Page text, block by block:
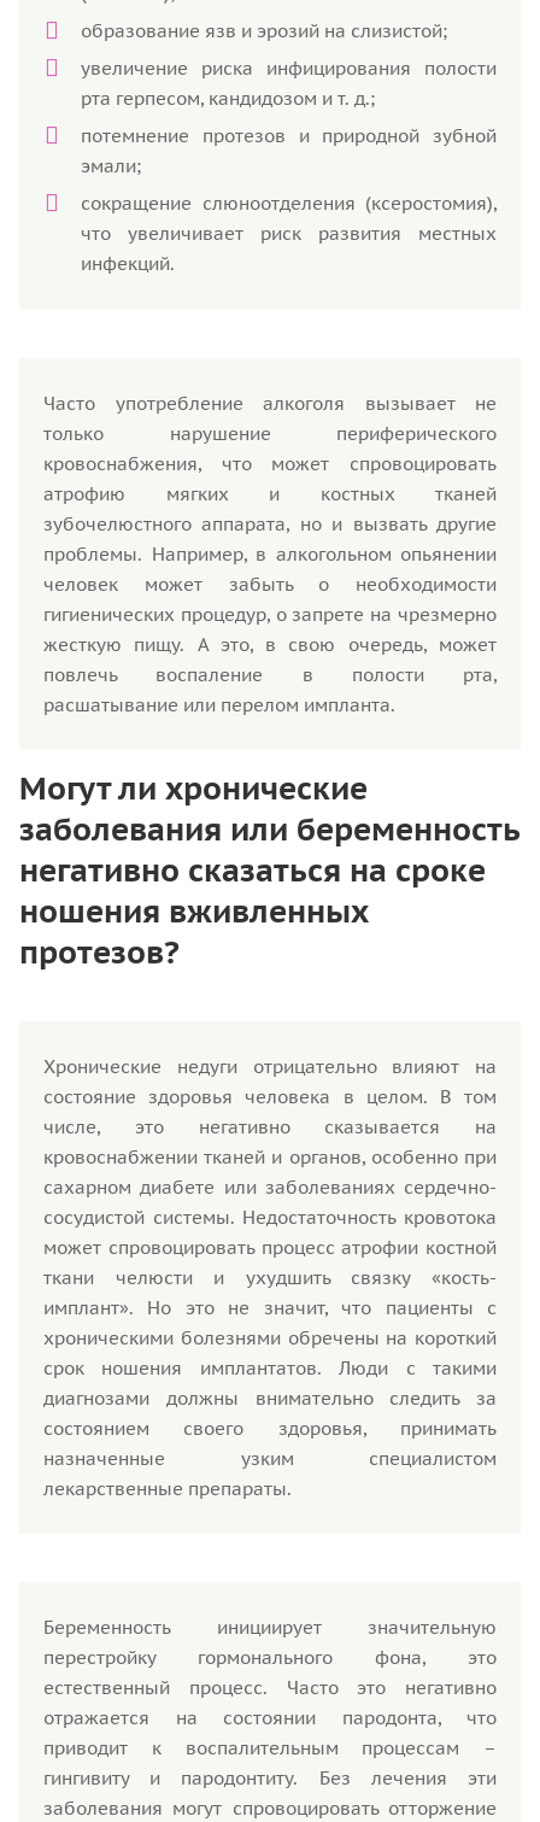
образование язв и эрозий на слизистой;
увеличение риска инфицирования полости
рта герпесом, кандидозом и т. д.;
потемнение протезов и природной зубной
эмали;
сокращение слюноотделения (ксеростомия),
что увеличивает риск развития местных
инфекций.
Часто употребление алкоголя вызывает не
только нарушение периферического
кровоснабжения, что может спровоцировать
атрофию мягких и костных тканей
зубочелюстного аппарата, но и вызвать другие
проблемы. Например, в алкогольном опьянении
человек может забыть о необходимости
гигиенических процедур, о запрете на чрезмерно
жесткую пищу. А это, в свою очередь, может
повлечь воспаление в полости рта,
расшатывание или перелом импланта.
Могут ли хронические
заболевания или беременность
негативно сказаться на сроке
ношения вживленных
протезов?
Хронические недуги отрицательно влияют на
состояние здоровья человека в целом. В том
числе, это негативно сказывается на
кровоснабжении тканей и органов, особенно при
сахарном диабете или заболеваниях сердечно-
сосудистой системы. Недостаточность кровотока
может спровоцировать процесс атрофии костной
ткани челюсти и ухудшить связку «кость-
имплант». Но это не значит, что пациенты с
хроническими болезнями обречены на короткий
срок ношения имплантатов. Люди с такими
диагнозами должны внимательно следить за
состоянием своего здоровья, принимать
назначенные узким специалистом
лекарственные препараты.
Беременность инициирует значительную
перестройку гормонального фона, это
естественный процесс. Часто это негативно
отражается на состоянии пародонта, что
приводит к воспалительным процессам –
гингивиту и пародонтиту. Без лечения эти
заболевания могут спровоцировать отторжение